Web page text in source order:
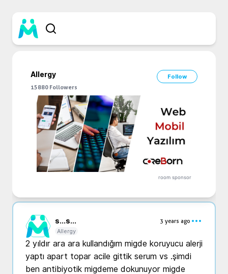
Allergy
Follow
15880 Followers
room sponsor
s...s...
3 years ago
Allergy
2 yıldır ara ara kullandığım migde koruyucu alerji
yaptı apart topar acile gittik serum vs .şimdi
ben antibiyotik migdeme dokunuyor migde